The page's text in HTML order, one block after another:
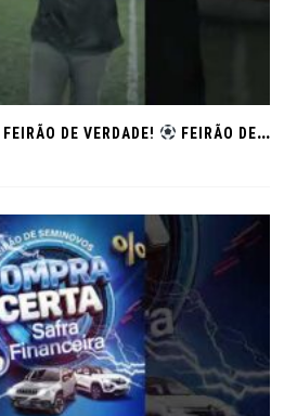
DE VERDADE! FEIRÃO DE SEMINOVOS EM ALTA – ARACAJU